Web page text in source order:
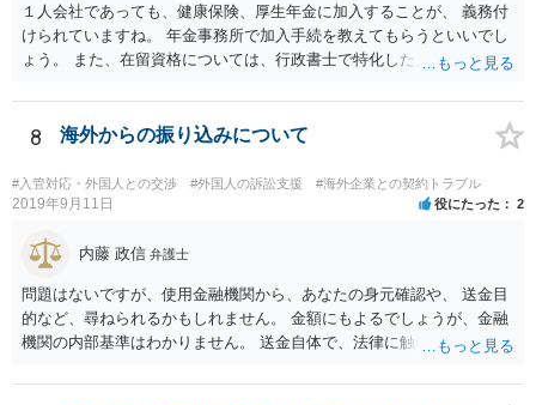
１人会社であっても、健康保険、厚生年金に加入することが、 義務付
けられていますね。 年金事務所で加入手続を教えてもらうといいでし
ょう。 また、在留資格については、行政書士で特化した人が何人も い
人は少ないですね。
8 海外からの振り込みについて
#入管対応・外国人との交渉 #外国人の訴訟支援 #海外企業との契約トラブル
2019年9月11日 役にたった 2
内藤 政信 弁護士
問題はないですが、使用金融機関から、あなたの身元確認や、 送金目
的など、尋ねられるかもしれません。 金額にもよるでしょうが、金融
機関の内部基準はわかりません。 送金自体で、法律に触れたり、逮捕